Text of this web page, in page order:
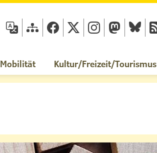
Kultur/Freizeit/Tourismus